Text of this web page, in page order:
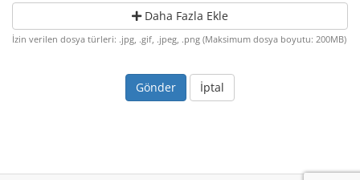
Daha Fazla Ekle
İzin verilen dosya türleri: .jpg, .gif, .jpeg, .png (Maksimum dosya boyutu: 200MB)
İptal